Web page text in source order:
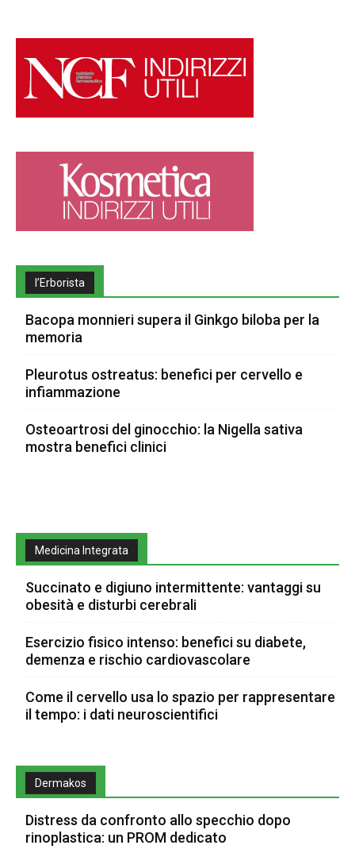
l’Erborista
Bacopa monnieri supera il Ginkgo biloba per la
memoria
Pleurotus ostreatus: benefici per cervello e
infiammazione
Osteoartrosi del ginocchio: la Nigella sativa
mostra benefici clinici
Medicina Integrata
Succinato e digiuno intermittente: vantaggi su
obesità e disturbi cerebrali
Esercizio fisico intenso: benefici su diabete,
demenza e rischio cardiovascolare
Come il cervello usa lo spazio per rappresentare
il tempo: i dati neuroscientifici
Dermakos
Distress da confronto allo specchio dopo
rinoplastica: un PROM dedicato